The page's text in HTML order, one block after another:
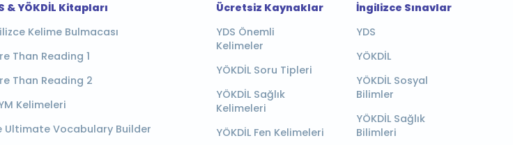
& YÖKDİL Kitapları
Kelime Bulmacası
Than Reading 1
Than Reading 2
Kelimeleri
Ultimate Vocabulary Builder
Ücretsiz Kaynaklar
YDS Önemli
Kelimeler
YÖKDİL Soru Tipleri
YÖKDİL Sağlık
Kelimeleri
YÖKDİL Fen Kelimeleri
İngilizce Sınavlar
YDS
YÖKDİL
YÖKDİL Sosyal
Bilimler
YÖKDİL Sağlık
Bilimleri